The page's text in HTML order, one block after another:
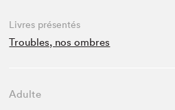
Livres présentés
Troubles, nos ombres
Adulte